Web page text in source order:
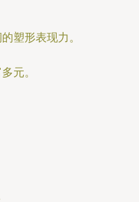
塑形表现力。
元。